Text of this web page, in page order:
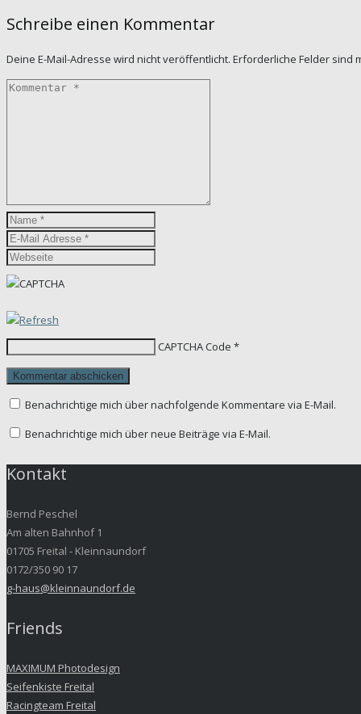
Schreibe einen Kommentar
Deine E-Mail-Adresse wird nicht veröffentlicht. Erforderliche Felder sind
CAPTCHA Code *
Benachrichtige mich über nachfolgende Kommentare via E-Mail.
Benachrichtige mich über neue Beiträge via E-Mail.
Kontakt
Bernd Peschel
Am alten Bahnhof 1
01705 Freital - Kleinnaundorf
0172/350 90 17
g-haus@kleinnaundorf.de
Friends
MAXIMUM Photodesign
Seifenkiste Freital
Racingteam Freital